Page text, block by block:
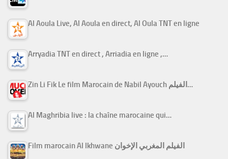
Al Aoula Live, Al Aoula en direct, Al Oula TNT en ligne
Arryadia TNT en direct , Arriadia en ligne ,…
Zin Li Fik Le film Marocain de Nabil Ayouch الفيلم…
Al Maghribia live : la chaîne marocaine qui…
Film marocain Al Ikhwane الفيلم المغربي الإخوان